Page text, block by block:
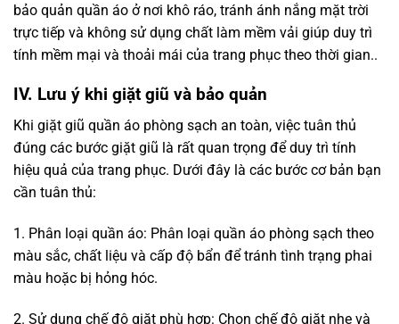
bảo quản quần áo ở nơi khô ráo, tránh ánh nắng mặt trời
trực tiếp và không sử dụng chất làm mềm vải giúp duy trì
tính mềm mại và thoải mái của trang phục theo thời gian..
IV. Lưu ý khi giặt giũ và bảo quản
Khi giặt giũ quần áo phòng sạch an toàn, việc tuân thủ
đúng các bước giặt giũ là rất quan trọng để duy trì tính
hiệu quả của trang phục. Dưới đây là các bước cơ bản bạn
cần tuân thủ:
1. Phân loại quần áo: Phân loại quần áo phòng sạch theo
màu sắc, chất liệu và cấp độ bẩn để tránh tình trạng phai
màu hoặc bị hỏng hóc.
2. Sử dụng chế độ giặt phù hợp: Chọn chế độ giặt nhẹ và